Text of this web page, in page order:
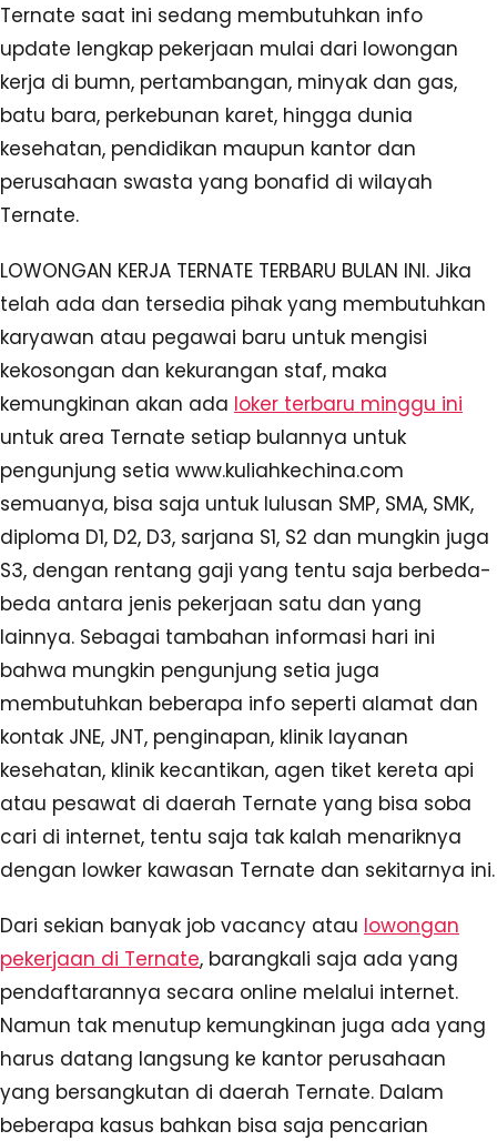
Ternate saat ini sedang membutuhkan info
update lengkap pekerjaan mulai dari lowongan
kerja di bumn, pertambangan, minyak dan gas,
batu bara, perkebunan karet, hingga dunia
kesehatan, pendidikan maupun kantor dan
perusahaan swasta yang bonafid di wilayah
Ternate.
LOWONGAN KERJA TERNATE TERBARU BULAN INI. Jika
telah ada dan tersedia pihak yang membutuhkan
karyawan atau pegawai baru untuk mengisi
kekosongan dan kekurangan staf, maka
kemungkinan akan ada loker terbaru minggu ini
untuk area Ternate setiap bulannya untuk
pengunjung setia www.kuliahkechina.com
semuanya, bisa saja untuk lulusan SMP, SMA, SMK,
diploma D1, D2, D3, sarjana S1, S2 dan mungkin juga
S3, dengan rentang gaji yang tentu saja berbeda-
beda antara jenis pekerjaan satu dan yang
lainnya. Sebagai tambahan informasi hari ini
bahwa mungkin pengunjung setia juga
membutuhkan beberapa info seperti alamat dan
kontak JNE, JNT, penginapan, klinik layanan
kesehatan, klinik kecantikan, agen tiket kereta api
atau pesawat di daerah Ternate yang bisa soba
cari di internet, tentu saja tak kalah menariknya
dengan lowker kawasan Ternate dan sekitarnya ini.
Dari sekian banyak job vacancy atau lowongan
pekerjaan di Ternate, barangkali saja ada yang
pendaftarannya secara online melalui internet.
Namun tak menutup kemungkinan juga ada yang
harus datang langsung ke kantor perusahaan
yang bersangkutan di daerah Ternate. Dalam
beberapa kasus bahkan bisa saja pencarian